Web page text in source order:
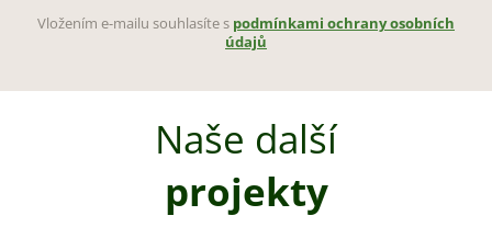
Vložením e-mailu souhlasíte s podmínkami ochrany osobních
údajů
Naše další
projekty